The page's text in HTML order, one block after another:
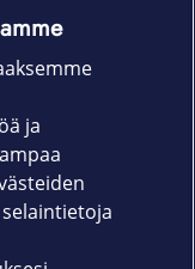
sormenjälkiä ja
ja